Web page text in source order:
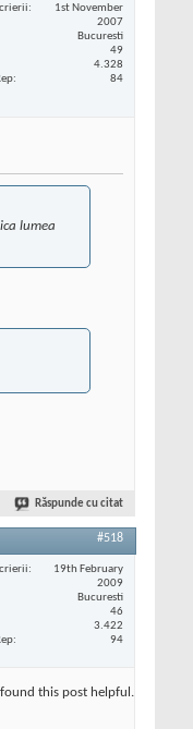
1st November
2007
Bucuresti
49
4.328
84
lumea
Răspunde cu citat
#518
19th February
2009
Bucuresti
46
3.422
94
this post helpful.